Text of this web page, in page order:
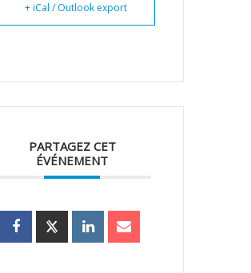
+ iCal / Outlook export
PARTAGEZ CET
ÉVÉNEMENT